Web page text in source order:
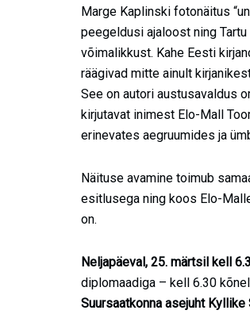
Marge Kaplinski fotonäitus
peegeldusi ajaloost ning
võimalikkust. Kahe Eesti
räägivad mitte ainult
See on autori austusavaldus
kirjutavat inimest Elo-Mall
erinevates aegruumides ja
Näituse avamine toimub
esitlusega ning koos Elo-
on.
Neljapäeval, 25. märtsil kell
diplomaadiga – kell 6.30
Suursaatkonna asejuht